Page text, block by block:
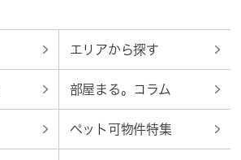
エリアから探す
部屋まる。コラム
ペット可物件特集